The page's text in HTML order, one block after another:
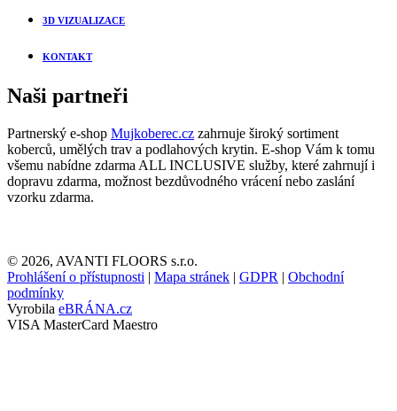
3D VIZUALIZACE
KONTAKT
Naši partneři
Partnerský e-shop Mujkoberec.cz zahrnuje široký sortiment
koberců, umělých trav a podlahových krytin. E-shop Vám k tomu
všemu nabídne zdarma ALL INCLUSIVE služby, které zahrnují i
dopravu zdarma, možnost bezdůvodného vrácení nebo zaslání
vzorku zdarma.
© 2026, AVANTI FLOORS s.r.o.
Prohlášení o přístupnosti | Mapa stránek | GDPR | Obchodní
podmínky
Vyrobila eBRÁNA.cz
VISA MasterCard Maestro